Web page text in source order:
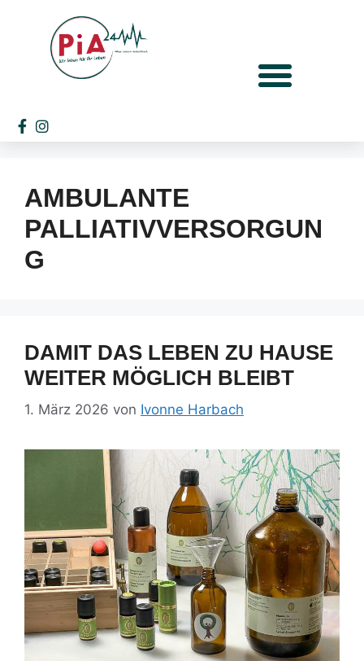
AMBULANTE
PALLIATIVVERSORGUN
G
DAMIT DAS LEBEN ZU HAUSE
WEITER MÖGLICH BLEIBT
1. März 2026 von Ivonne Harbach